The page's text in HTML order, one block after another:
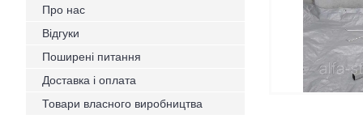
Про нас
Відгуки
Поширені питання
Доставка і оплата
Товари власного виробництва